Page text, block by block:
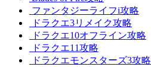
ファンタジーライフi攻略
ドラクエ3リメイク攻略
ドラクエ10オフライン攻略
ドラクエ11攻略
ドラクエモンスターズ3攻略